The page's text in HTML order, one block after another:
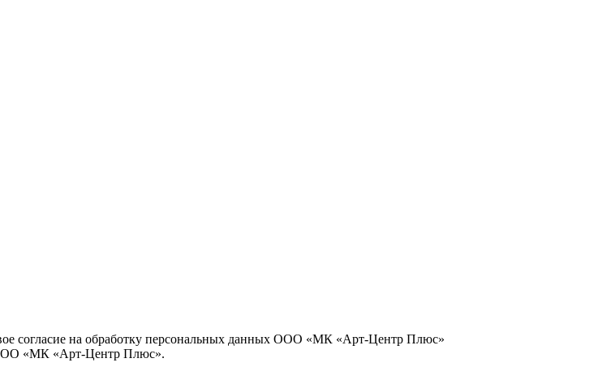
согласие на обработку персональных данных ООО «МК «Арт-Центр Плюс»
«МК «Арт-Центр Плюс».